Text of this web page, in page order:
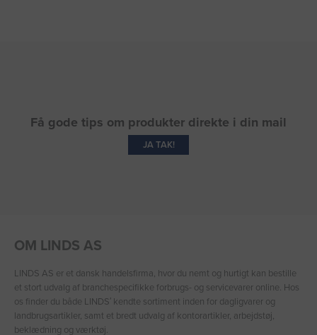
Få gode tips om produkter direkte i din mail
JA TAK!
OM LINDS AS
LINDS AS er et dansk handelsfirma, hvor du nemt og hurtigt kan bestille
et stort udvalg af branchespecifikke forbrugs- og servicevarer online. Hos
os finder du både LINDS′ kendte sortiment inden for dagligvarer og
landbrugsartikler, samt et bredt udvalg af kontorartikler, arbejdstøj,
beklædning og værktøj.